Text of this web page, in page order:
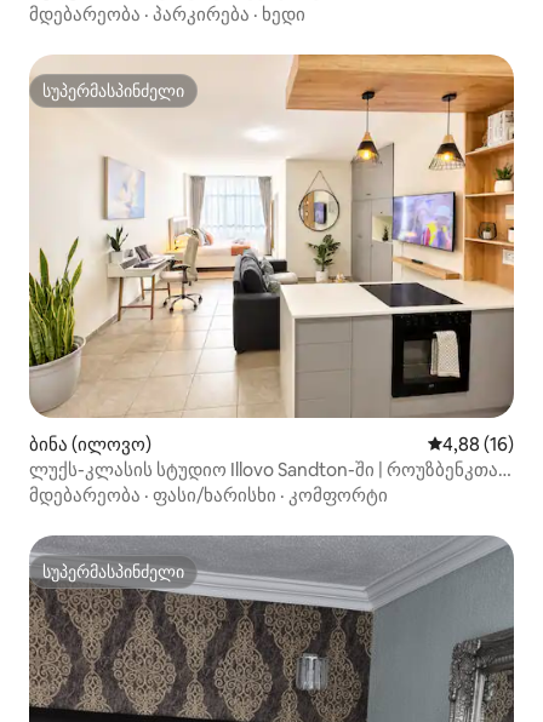
მდებარეობა · პარკირება · ხედი
სუპერმასპინძელი
სუპერმასპინძელი
ბინა (ილოვო) საშუალო
4,88 (16)
ლუქს-კლასის სტუდიო Illovo Sandton-ში | როუზბენკთან
ახლოს
მდებარეობა · ფასი/ხარისხი · კომფორტი
სუპერმასპინძელი
სუპერმასპინძელი